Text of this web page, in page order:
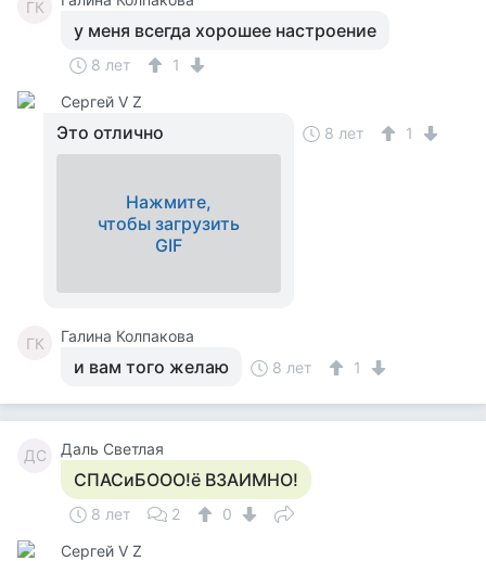
ГК
у меня всегда хорошее настроение
8 лет
1
Сергей V Z
Это отлично
Нажмите,
чтобы загрузить
GIF
8 лет 1
ГК Галина Колпакова
и вам того желаю 8 лет 1
ДС Даль Светлая
СПАСиБООО!ё ВЗАИМНО!
8 лет 2
0
Сергей V Z